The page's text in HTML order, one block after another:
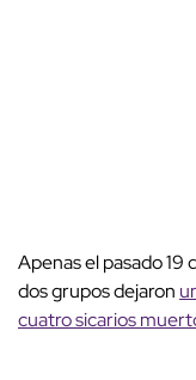
Apenas el pasado
dos grupos dejaron
cuatro sicarios